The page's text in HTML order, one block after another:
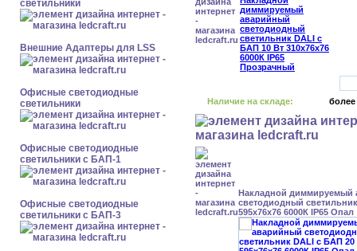
светильники
Внешние Адаптеры для LSS
Офисные светодиодные
светильники
Офисные светодиодные
светильники с БАП-1
Офисные светодиодные
светильники с БАП-3
Наличие на складе: более
Накладной диммируемый
светодиодный
595x76x76 6000К IP65 Опал